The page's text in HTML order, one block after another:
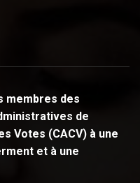
membres des
de
Votes (CACV) à une
et à une